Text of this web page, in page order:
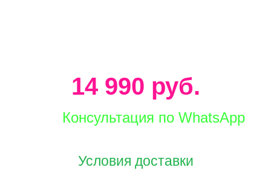
14 990 руб.
Консультация по WhatsApp
Условия доставки